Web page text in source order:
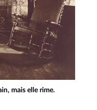
mais elle rime.